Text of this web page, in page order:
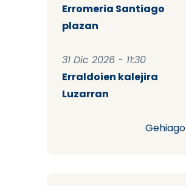
Erromeria Santiago
plazan
31 Dic 2026 - 11:30
Erraldoien kalejira
Luzarran
Gehiago